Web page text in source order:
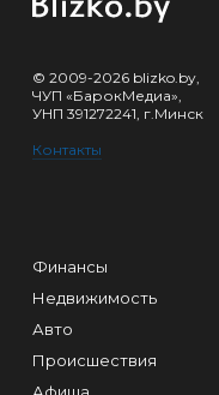
© 2009-2026 blizko.by,
ЧУП «БарокМедиа»,
УНП 391272241, г.Минск
Контакты
Финансы
Недвижимость
Авто
Происшествия
Афиша